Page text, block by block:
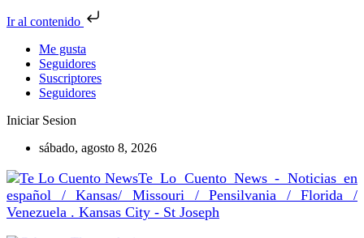
Ir al contenido
Me gusta
Seguidores
Suscriptores
Seguidores
Iniciar Sesion
sábado, agosto 8, 2026
Te Lo Cuento News - Noticias en
español / Kansas/ Missouri / Pensilvania / Florida /
Venezuela . Kansas City - St Joseph